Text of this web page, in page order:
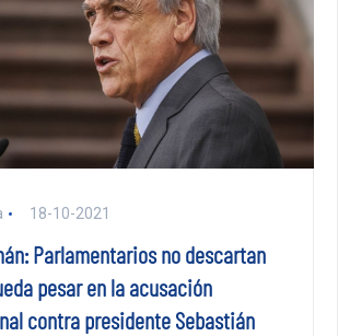
18-10-2021
Parlamentarios no descartan
pesar en la acusación
contra presidente Sebastián